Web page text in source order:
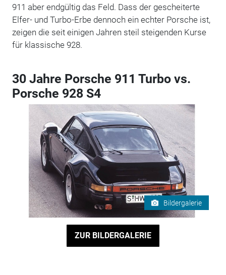
911 aber endgültig das Feld. Dass der gescheiterte
Elfer- und Turbo-Erbe dennoch ein echter Porsche ist,
zeigen die seit einigen Jahren steil steigenden Kurse
für klassische 928.
30 Jahre Porsche 911 Turbo vs.
Porsche 928 S4
Bildergalerie
ZUR BILDERGALERIE